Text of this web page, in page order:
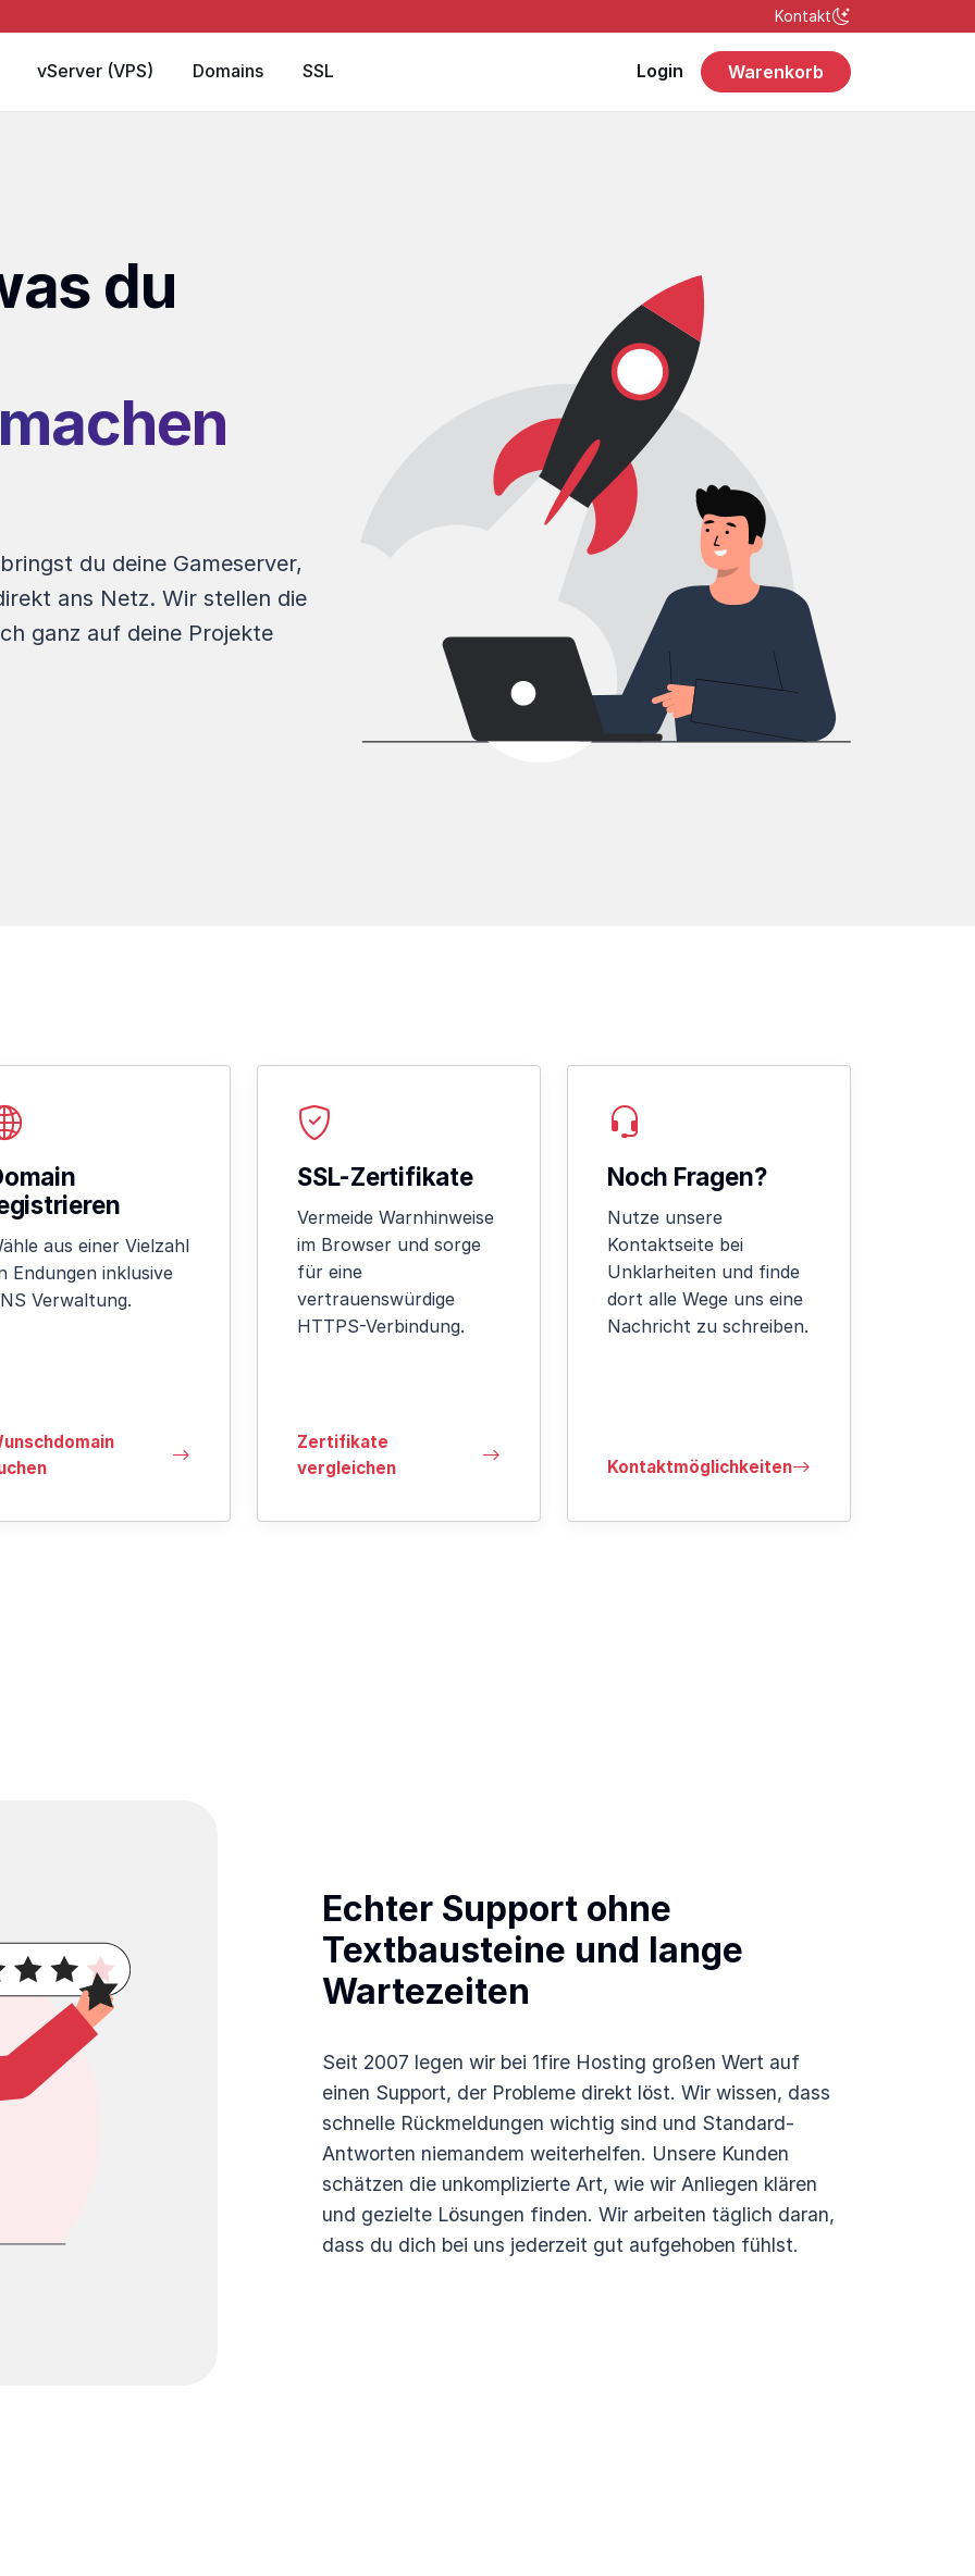
Kontakt
vServer (VPS) Domains SSL Login Warenkorb
du
du deine Gameserver,
ans Netz. Wir stellen die
ganz auf deine Projekte
aus einer Vielzahl
Endungen inklusive
Verwaltung.
SSL-Zertifikate
Vermeide Warnhinweise
im Browser und sorge
für eine
vertrauenswürdige
HTTPS-Verbindung.
Zertifikate
vergleichen
Noch Fragen?
Nutze unsere
Kontaktseite bei
Unklarheiten und finde
dort alle Wege uns eine
Nachricht zu schreiben.
Kontaktmöglichkeiten
Echter Support ohne
Textbausteine und lange
Wartezeiten
Seit 2007 legen wir bei 1fire Hosting großen Wert auf
einen Support, der Probleme direkt löst. Wir wissen, dass
schnelle Rückmeldungen wichtig sind und Standard-
Antworten niemandem weiterhelfen. Unsere Kunden
schätzen die unkomplizierte Art, wie wir Anliegen klären
und gezielte Lösungen finden. Wir arbeiten täglich daran,
dass du dich bei uns jederzeit gut aufgehoben fühlst.